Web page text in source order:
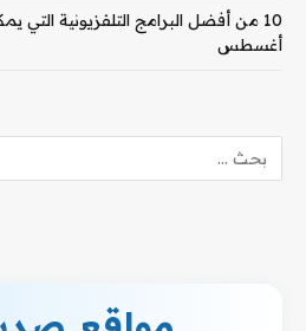
10 من أفضل البرامج التلفزيونية
أغسطس